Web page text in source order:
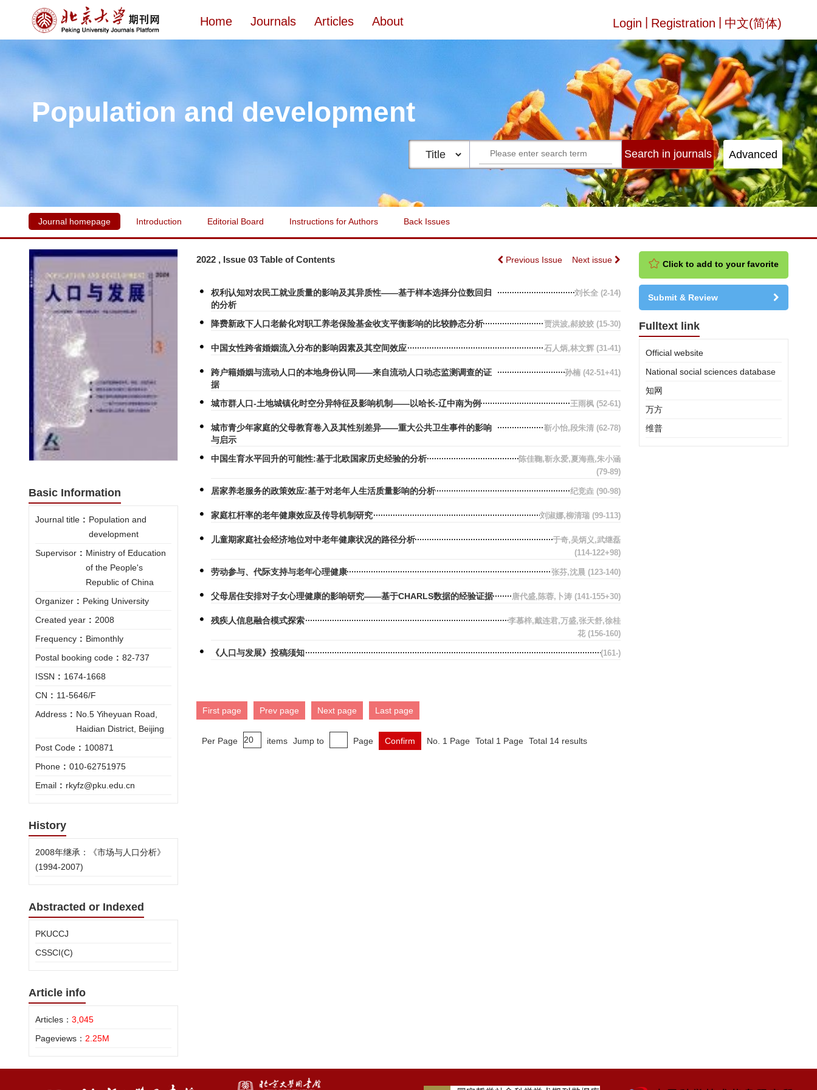
Login Registration 中文(简体)
Home Journals Articles About
Population and development
Journal homepage Introduction Editorial Board Instructions for Authors Back Issues
Basic Information
Journal title : Population and
development
Supervisor : Ministry of Education
of the People's
Republic of China
Organizer : Peking University
Created year : 2008
Frequency : Bimonthly
Postal booking code : 82-737
ISSN : 1674-1668
CN : 11-5646/F
Address : No.5 Yiheyuan Road,
Haidian District, Beijing
Post Code : 100871
Phone : 010-62751975
Email : rkyfz@pku.edu.cn
History
2008年继承：《市场与人口分析》
(1994-2007)
Abstracted or Indexed
PKUCCJ
CSSCI(C)
Article info
Articles： 3,045
Pageviews： 2.25M
2022 , Issue 03 Table of Contents Previous Issue Next issue
权利认知对农民工就业质量的影响及其异质性——基于样本选择分位数回归
的分析
刘长全 (2-14)
降费新政下人口老龄化对职工养老保险基金收支平衡影响的比较静态分析 贾洪波,郝姣姣 (15-30)
中国女性跨省婚姻流入分布的影响因素及其空间效应 石人炳,林文辉 (31-41)
跨户籍婚姻与流动人口的本地身份认同——来自流动人口动态监测调查的证
据
孙楠 (42-51+41)
城市群人口-土地城镇化时空分异特征及影响机制——以哈长-辽中南为例 王雨枫 (52-61)
城市青少年家庭的父母教育卷入及其性别差异——重大公共卫生事件的影响
与启示
靳小怡,段朱清 (62-78)
中国生育水平回升的可能性:基于北欧国家历史经验的分析
陈佳鞠,靳永爱,夏海燕,朱小涵
(79-89)
居家养老服务的政策效应:基于对老年人生活质量影响的分析 纪竞垚 (90-98)
家庭杠杆率的老年健康效应及传导机制研究 刘淑娜,柳清瑞 (99-113)
儿童期家庭社会经济地位对中老年健康状况的路径分析
于奇,吴炳义,武继磊
(114-122+98)
劳动参与、代际支持与老年心理健康 张芬,沈晨 (123-140)
父母居住安排对子女心理健康的影响研究——基于CHARLS数据的经验证据 唐代盛,陈蓉,卜涛 (141-155+30)
残疾人信息融合模式探索
李慕梓,戴连君,万盛,张天舒,徐桂
花 (156-160)
《人口与发展》投稿须知 (161-)
First page Prev page Next page Last page
Per Page items Jump to Page Confirm No. 1 Page Total 1 Page Total 14 results
Click to add to your favorite
Submit & Review
Fulltext link
Official website
National social sciences database
知网
万方
维普